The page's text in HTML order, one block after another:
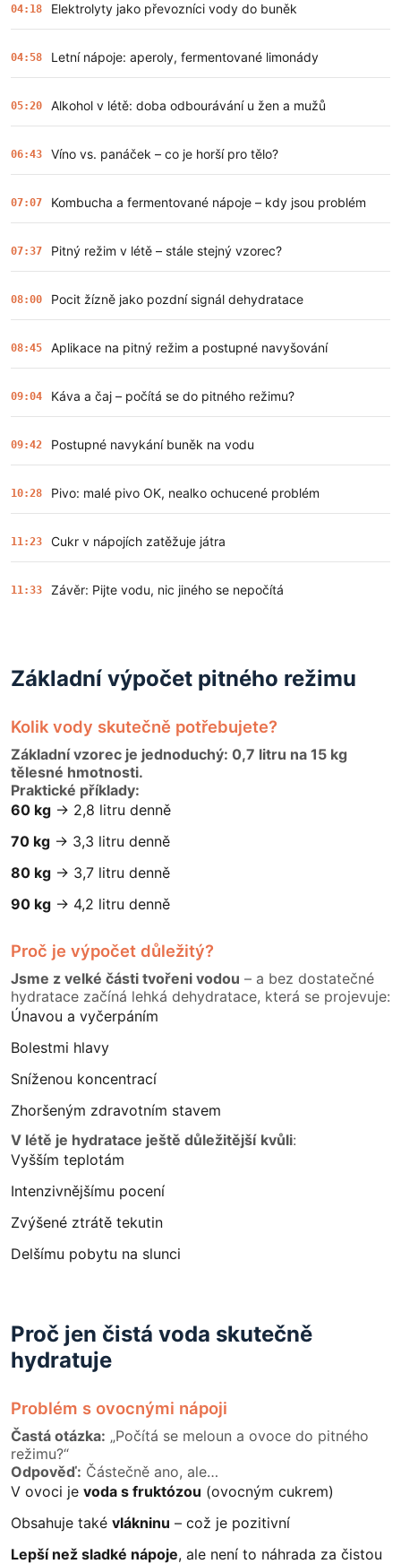
04:18 Elektrolyty jako převozníci vody do buněk
04:58 Letní nápoje: aperoly, fermentované limonády
05:20 Alkohol v létě: doba odbourávání u žen a mužů
06:43 Víno vs. panáček – co je horší pro tělo?
07:07 Kombucha a fermentované nápoje – kdy jsou problém
07:37 Pitný režim v létě – stále stejný vzorec?
08:00 Pocit žízně jako pozdní signál dehydratace
08:45 Aplikace na pitný režim a postupné navyšování
09:04 Káva a čaj – počítá se do pitného režimu?
09:42 Postupné navykání buněk na vodu
10:28 Pivo: malé pivo OK, nealko ochucené problém
11:23 Cukr v nápojích zatěžuje játra
11:33 Závěr: Pijte vodu, nic jiného se nepočítá
Základní výpočet pitného režimu
Kolik vody skutečně potřebujete?
Základní vzorec je jednoduchý: 0,7 litru na 15 kg
tělesné hmotnosti.
Praktické příklady:
60 kg → 2,8 litru denně
70 kg → 3,3 litru denně
80 kg → 3,7 litru denně
90 kg → 4,2 litru denně
Proč je výpočet důležitý?
Jsme z velké části tvořeni vodou – a bez dostatečné
hydratace začíná lehká dehydratace, která se projevuje:
Únavou a vyčerpáním
Bolestmi hlavy
Sníženou koncentrací
Zhoršeným zdravotním stavem
V létě je hydratace ještě důležitější kvůli:
Vyšším teplotám
Intenzivnějšímu pocení
Zvýšené ztrátě tekutin
Delšímu pobytu na slunci
Proč jen čistá voda skutečně
hydratuje
Problém s ovocnými nápoji
Častá otázka: „Počítá se meloun a ovoce do pitného
režimu?“
Odpověď: Částečně ano, ale…
V ovoci je voda s fruktózou (ovocným cukrem)
Obsahuje také vlákninu – což je pozitivní
Lepší než sladké nápoje, ale není to náhrada za čistou